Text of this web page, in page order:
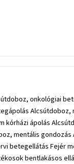
onkológiai
kórházi ápolás
mentális
betegellátás Fejér
bentlakásos